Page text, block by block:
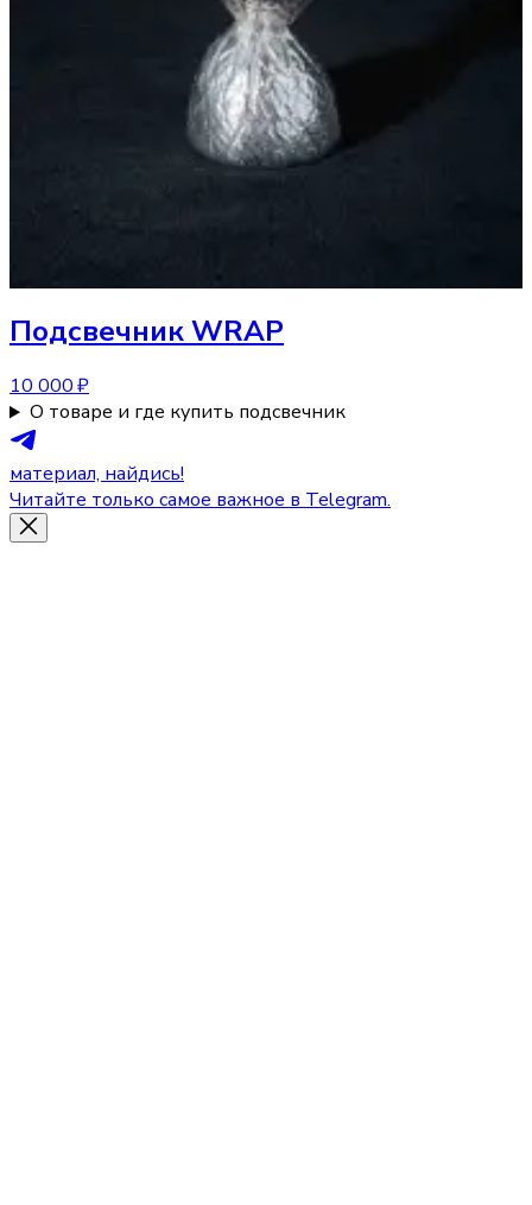
ПодсвечникWRAP
10 000 ₽
О товаре и где купить подсвечник
материал, найдись!
Читайте только самое важное в Telegram.